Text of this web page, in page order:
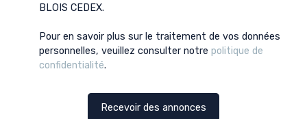
BLOIS CEDEX.
Pour en savoir plus sur le traitement de vos données
personnelles, veuillez consulter notre politique de
confidentialité.
Recevoir des annonces